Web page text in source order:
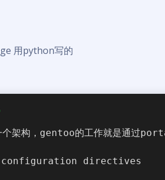
用python写的
个架构，gentoo的工作就是通过
configuration directives